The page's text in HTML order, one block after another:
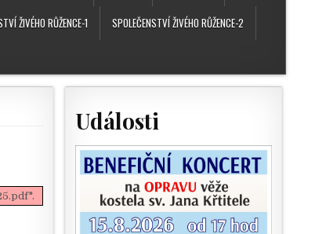
ŽIVÉHO RŮŽENCE-1 SPOLEČENSTVÍ ŽIVÉHO RŮŽENCE-2
Události